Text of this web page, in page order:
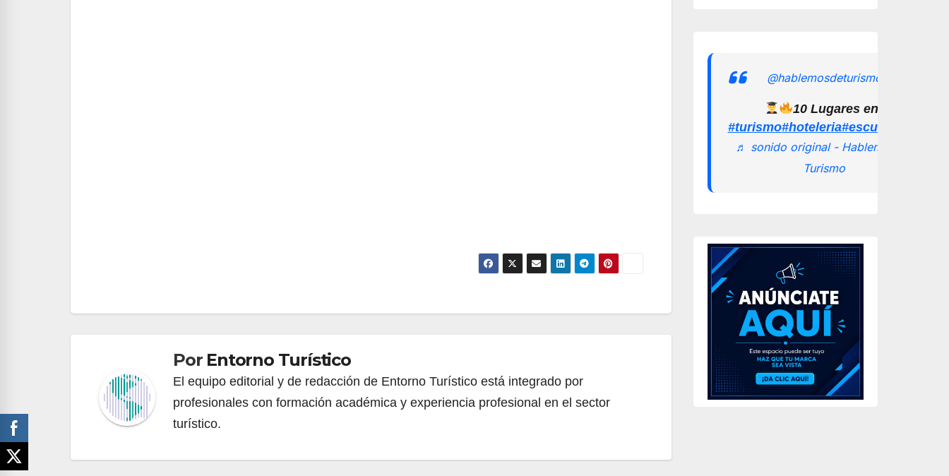
Por Entorno Turístico
El equipo editorial y de redacción de Entorno Turístico está integrado por
profesionales con formación académica y experiencia profesional en el sector
turístico.
@hablemosdeturismomx
10 Lugares en los que
#turismo#hoteleria
♬ sonido original - Hablemos de
Turismo